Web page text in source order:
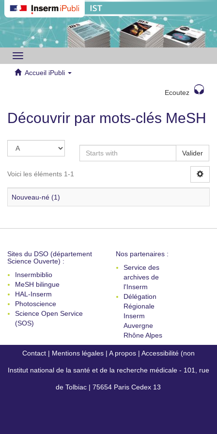
Toggle
navigation
Accueil iPubli
Ecoutez
Découvrir par mots-clés MeSH
Valider
Voici les éléments 1-1
Nouveau-né (1)
Sites du DSO (département
Science Ouverte) :
Insermbiblio
MeSH bilingue
HAL-Inserm
Photoscience
Science Open Service
(SOS)
Nos partenaires :
Service des
archives de
l'Inserm
Délégation
Régionale
Inserm
Auvergne
Rhône Alpes
Contact | Mentions légales | A propos | Accessibilité (non
conforme)
Institut national de la santé et de la recherche médicale - 101, rue
de Tolbiac | 75654 Paris Cedex 13